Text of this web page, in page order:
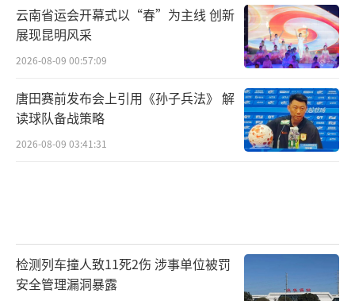
云南省运会开幕式以“春”为主线 创新
展现昆明风采
2026-08-09 00:57:09
唐田赛前发布会上引用《孙子兵法》 解
读球队备战策略
2026-08-09 03:41:31
检测列车撞人致11死2伤 涉事单位被罚
安全管理漏洞暴露